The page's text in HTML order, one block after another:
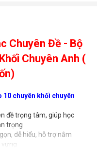
Chuyên Đề - Bộ
Chuyên Anh (
10 chuyên khối chuyên
đề trọng tâm, giúp học
trọng
dễ hiểu, hỗ trợ nắm
vựng